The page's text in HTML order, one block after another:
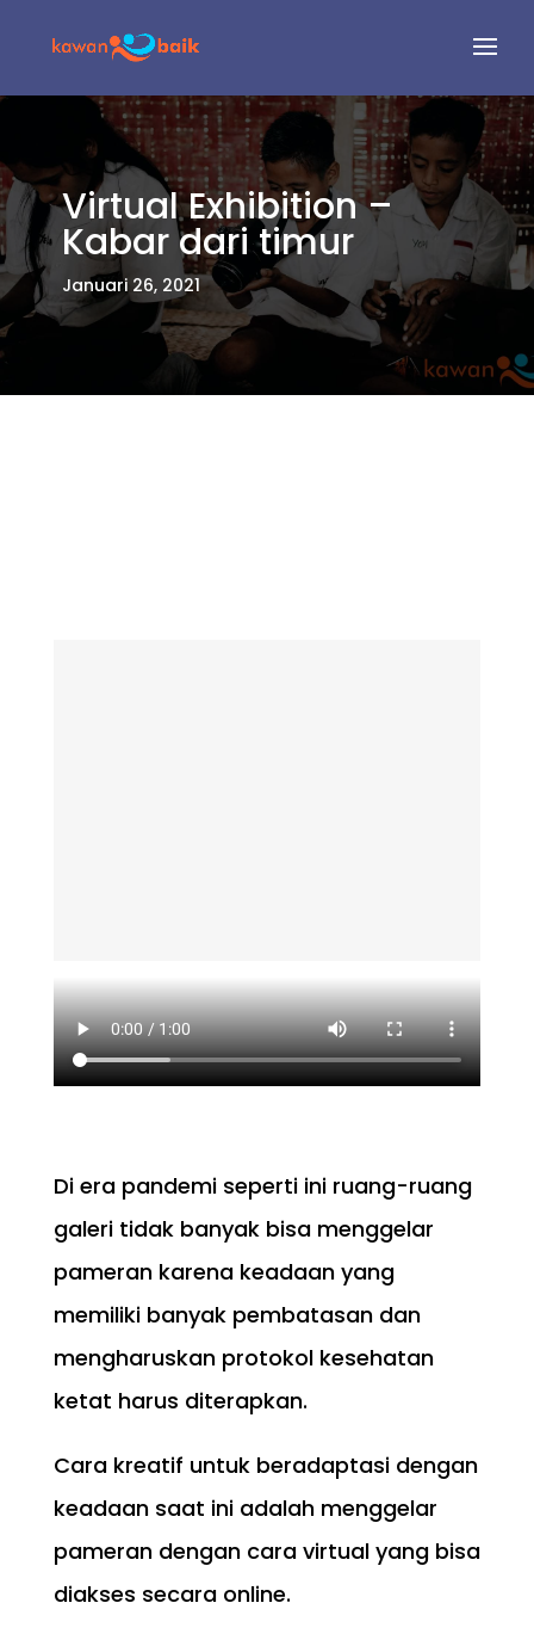
Virtual Exhibition –
Kabar dari timur
Januari 26, 2021
Di era pandemi seperti ini ruang-ruang
galeri tidak banyak bisa menggelar
pameran karena keadaan yang
memiliki banyak pembatasan dan
mengharuskan protokol kesehatan
ketat harus diterapkan.
Cara kreatif untuk beradaptasi dengan
keadaan saat ini adalah menggelar
pameran dengan cara virtual yang bisa
diakses secara online.